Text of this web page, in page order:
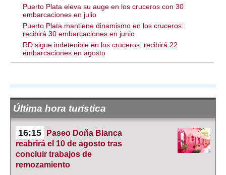
Puerto Plata eleva su auge en los cruceros con 30
embarcaciones en julio
Puerto Plata mantiene dinamismo en los cruceros:
recibirá 30 embarcaciones en junio
RD sigue indetenible en los cruceros: recibirá 22
embarcaciones en agosto
Última hora turística
16:15
Paseo Doña Blanca
reabrirá el 10 de agosto tras
concluir trabajos de
remozamiento